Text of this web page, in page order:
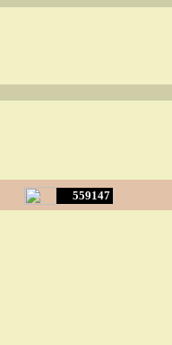
559147